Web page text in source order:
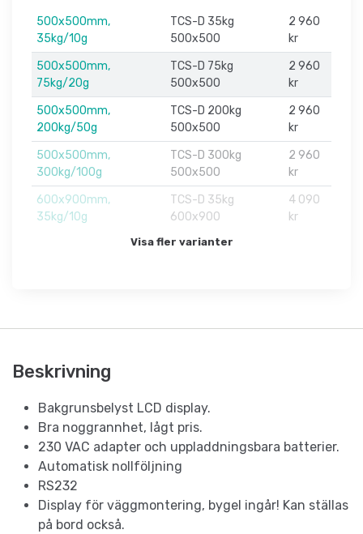
500x500mm,
35kg/10g
TCS-D 35kg
500x500
2 960
kr
500x500mm,
75kg/20g
TCS-D 75kg
500x500
2 960
kr
500x500mm,
200kg/50g
TCS-D 200kg
500x500
2 960
kr
500x500mm,
300kg/100g
TCS-D 300kg
500x500
2 960
kr
600x900mm,
35kg/10g
TCS-D 35kg
600x900
4 090
kr
Visa fler varianter
Beskrivning
Bakgrunsbelyst LCD display.
Bra noggrannhet, lågt pris.
230 VAC adapter och uppladdningsbara batterier.
Automatisk nollföljning
RS232
Display för väggmontering, bygel ingår! Kan ställas
på bord också.